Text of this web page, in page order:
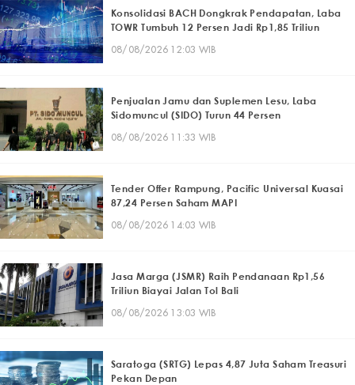
Konsolidasi BACH Dongkrak Pendapatan, Laba
TOWR Tumbuh 12 Persen Jadi Rp1,85 Triliun
08/08/2026 12:03 WIB
Penjualan Jamu dan Suplemen Lesu, Laba
Sidomuncul (SIDO) Turun 44 Persen
08/08/2026 11:33 WIB
Tender Offer Rampung, Pacific Universal Kuasai
87,24 Persen Saham MAPI
08/08/2026 14:03 WIB
Jasa Marga (JSMR) Raih Pendanaan Rp1,56
Triliun Biayai Jalan Tol Bali
08/08/2026 13:03 WIB
Saratoga (SRTG) Lepas 4,87 Juta Saham Treasuri
Pekan Depan